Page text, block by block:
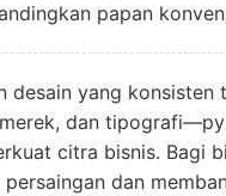
papan
desain yang
dan
citra bisnis. Bagi
dan